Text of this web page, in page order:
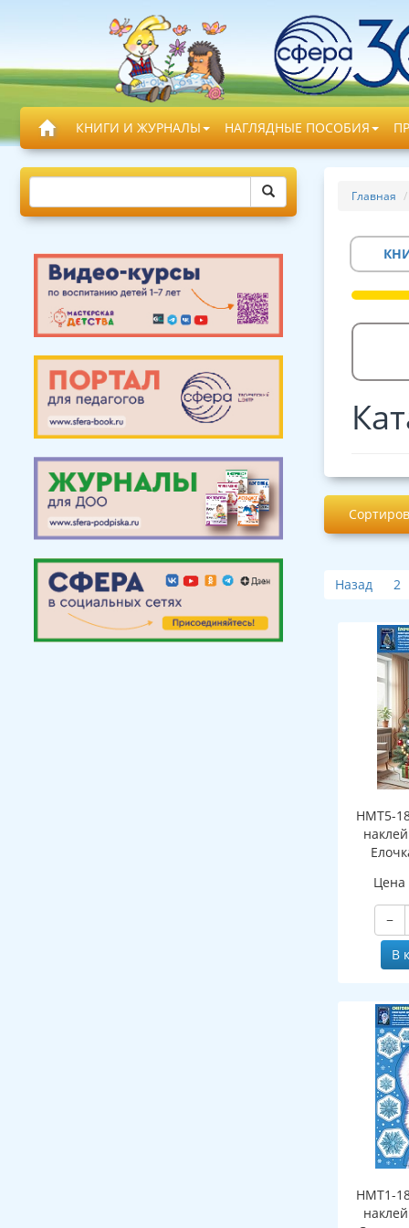
КНИГИ И ЖУРНАЛЫ НАГЛЯДНЫЕ ПОСОБИЯ
Главная
Назад 2
НМТ5-
Цена
−
В
НМТ1-